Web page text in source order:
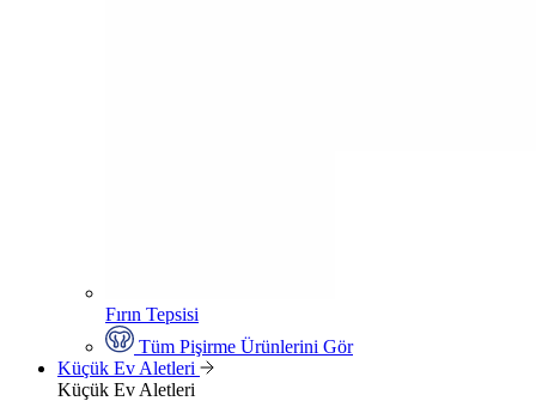
Fırın Tepsisi
Tüm Pişirme Ürünlerini Gör
Küçük Ev Aletleri
Küçük Ev Aletleri